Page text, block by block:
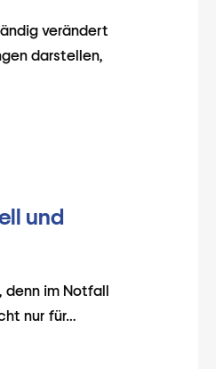
verändert
darstellen,
und
denn im Notfall
nur für…